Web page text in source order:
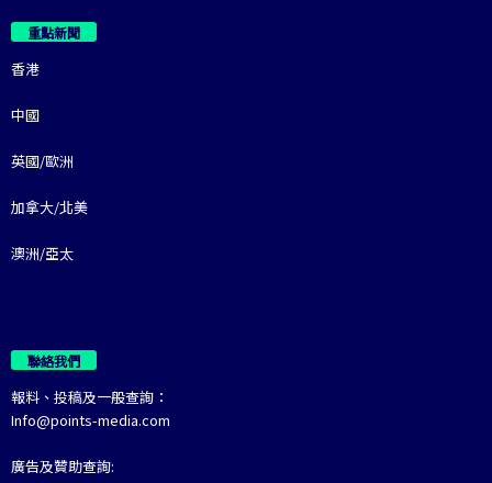
重點新聞
香港
中國
英國/歐洲
加拿大/北美
澳洲/亞太
聯絡我們
報料、投稿及一般查詢：
Info@points-media.com
廣告及贊助查詢: